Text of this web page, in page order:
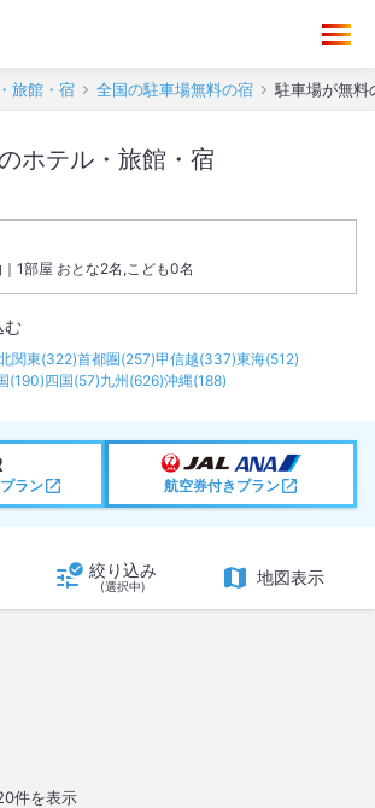
旅館・宿 全国の駐車場無料の宿 駐車場が無料
ホテル・旅館・宿
1部屋 おとな2名,こども0名
む
関東(322)首都圏(257)甲信越(337)東海(512)
(190)四国(57)九州 (626)沖縄(188)
ラン 航空券付きプラン
絞り込み
(選択中) 地図表示
件を表示